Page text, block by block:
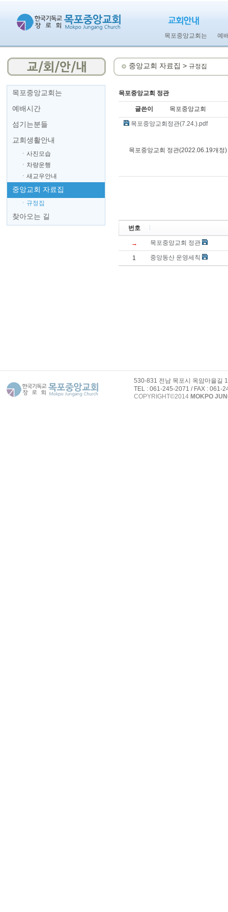
목포중앙교회는 예
목포중앙교회는
예배시간
섬기는분들
교회생활안내
ㆍ사진모습
ㆍ차량운행
ㆍ새교우안내
중앙교회 자료집
ㆍ규정집
찾아오는 길
중앙교회 자료집 > 규정집
목포중앙교회 정관
글쓴이 목포중앙교회
목포중앙교회정관(7.24.).pdf
목포중앙교회 정관(2022.06.19개정)
번호
→ 목포중앙교회 정관
1 중앙동산 운영세칙
530-831 전남 목포시 옥암마을길
TEL : 061-245-2071 / FAX : 061-
COPYRIGHT©2014 MOKPO